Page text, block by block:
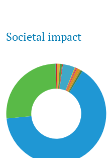
Societal impact